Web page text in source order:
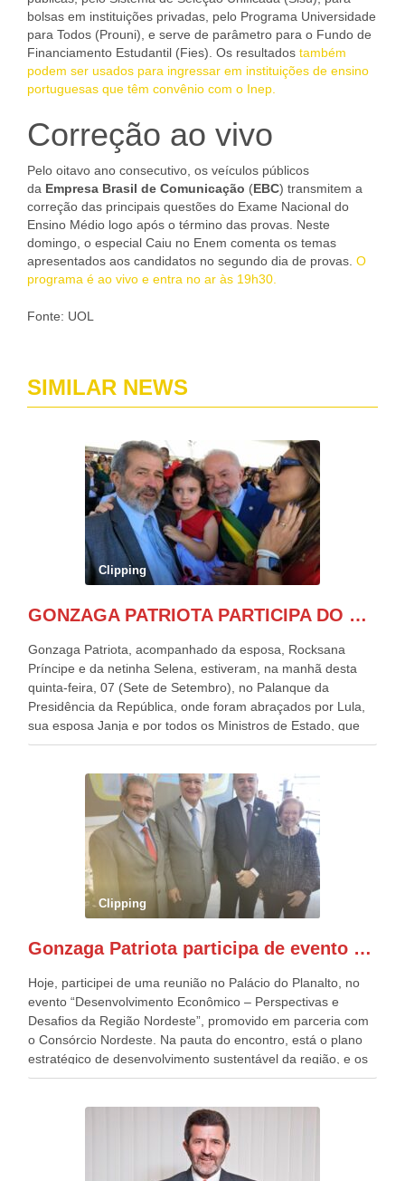
bolsas em instituições privadas, pelo Programa Universidade
para Todos (Prouni), e serve de parâmetro para o Fundo de
Financiamento Estudantil (Fies). Os resultados também
podem ser usados para ingressar em instituições de ensino
portuguesas que têm convênio com o Inep.
Correção ao vivo
Pelo oitavo ano consecutivo, os veículos públicos
da Empresa Brasil de Comunicação (EBC) transmitem a
correção das principais questões do Exame Nacional do
Ensino Médio logo após o término das provas. Neste
domingo, o especial Caiu no Enem comenta os temas
apresentados aos candidatos no segundo dia de provas. O
programa é ao vivo e entra no ar às 19h30.
Fonte: UOL
SIMILAR NEWS
Clipping
GONZAGA PATRIOTA PARTICIPA DO DESFILE DA INDEPENDÊNCIA NO PALANQUE DA PRESIDÊNCIA DA REPÚBLICA E É ABRAÇADO POR LULA E POR GERALDO ALCKMIN.
Gonzaga Patriota, acompanhado da esposa, Rocksana
Príncipe e da netinha Selena, estiveram, na manhã desta
quinta-feira, 07 (Sete de Setembro), no Palanque da
Presidência da República, onde foram abraçados por Lula,
sua esposa Janja e por todos os Ministros de Estado, que
estavam presentes, nos Desfiles da Independência da
outros desfiles, na Esplanada dos Ministérios, disse ter sido
o deste ano, o maior e o mais organizado de todos. “Há
quatro décadas, como Patriota até no nome, participo
anualmente dos desfiles de Sete de Setembro, na
Esplanada dos Ministérios, em Brasília. Este ano, o governo
preparou espaços com cadeiras e coberturas, para 30.000
pessoas, só que o número de Patriotas Brasileiros
Independentes, dobrou na Esplanada. Eu, Lula e os
Patriota.
Clipping
Gonzaga Patriota participa de evento em prol do desenvolvimento do Nordeste
Hoje, participei de uma reunião no Palácio do Planalto, no
evento “Desenvolvimento Econômico – Perspectivas e
Desafios da Região Nordeste”, promovido em parceria com
o Consórcio Nordeste. Na pauta do encontro, está o plano
estratégico de desenvolvimento sustentável da região, e os
desafios para a elaboração de políticas públicas, que
evento contou com a presença do Vice-presidente Geraldo
Alckmin, que também ocupa o Ministério do
Desenvolvimento, Indústria, Comércio e Serviços, o ex
governador de Pernambuco, agora Presidente do Banco do